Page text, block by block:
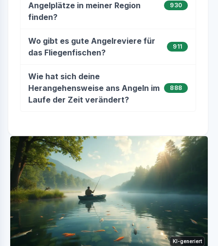
Angelplätze in meiner Region
finden?
930
Wo gibt es gute Angelreviere für
das Fliegenfischen?
911
Wie hat sich deine
Herangehensweise ans Angeln im
Laufe der Zeit verändert?
888
KI-generiert